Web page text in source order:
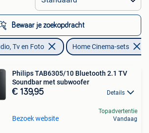
Bewaar je zoekopdracht
Tv en Foto Home Cinema-sets
Philips TAB6305/10 Bluetooth 2.1 TV
Soundbar met subwoofer
€ 139,95 Details
Bezoek website
Topadvertentie
Vandaag